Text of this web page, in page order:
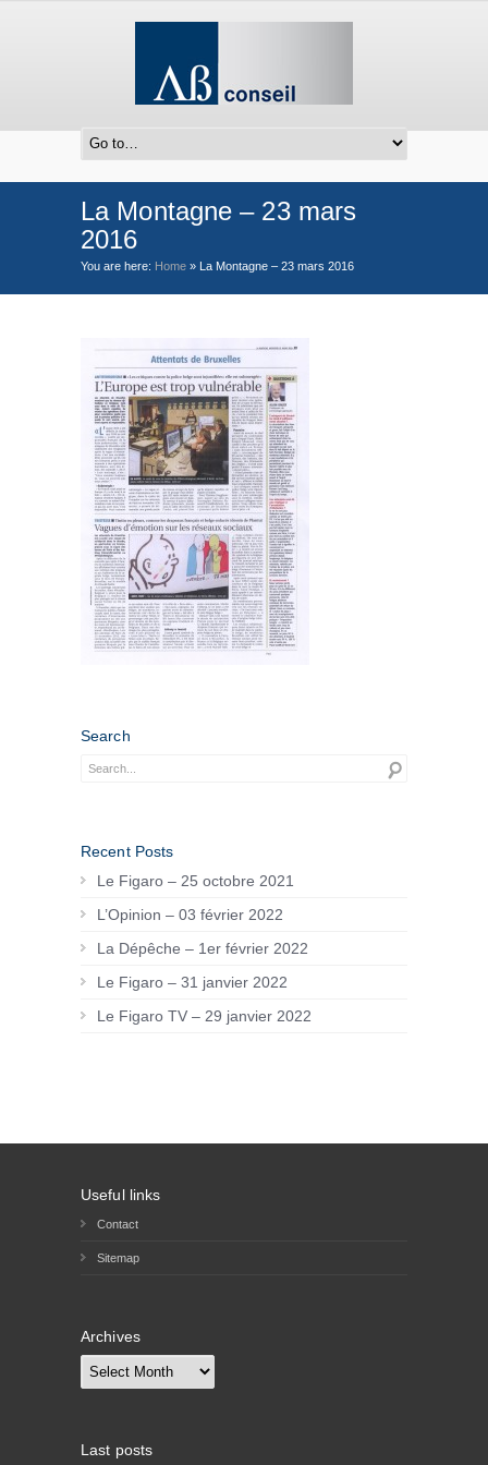
La Montagne – 23 mars
2016
You are here: Home » La Montagne – 23 mars 2016
Search
Recent Posts
Le Figaro – 25 octobre 2021
L’Opinion – 03 février 2022
La Dépêche – 1er février 2022
Le Figaro – 31 janvier 2022
Le Figaro TV – 29 janvier 2022
Useful links
Contact
Sitemap
Archives
Archives
Last posts